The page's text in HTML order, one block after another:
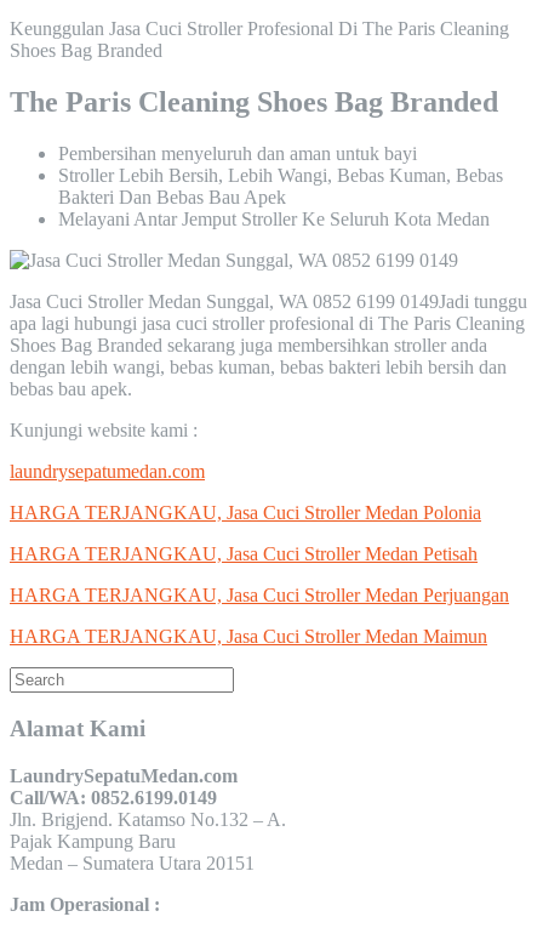
Keunggulan Jasa Cuci Stroller Profesional Di The Paris Cleaning
Shoes Bag Branded
The Paris Cleaning Shoes Bag Branded
Pembersihan menyeluruh dan aman untuk bayi
Stroller Lebih Bersih, Lebih Wangi, Bebas Kuman, Bebas
Bakteri Dan Bebas Bau Apek
Melayani Antar Jemput Stroller Ke Seluruh Kota Medan
Jasa Cuci Stroller Medan Sunggal, WA 0852 6199 0149Jadi tunggu
apa lagi hubungi jasa cuci stroller profesional di The Paris Cleaning
Shoes Bag Branded sekarang juga membersihkan stroller anda
dengan lebih wangi, bebas kuman, bebas bakteri lebih bersih dan
bebas bau apek.
Kunjungi website kami :
laundrysepatumedan.com
HARGA TERJANGKAU, Jasa Cuci Stroller Medan Polonia
HARGA TERJANGKAU, Jasa Cuci Stroller Medan Petisah
HARGA TERJANGKAU, Jasa Cuci Stroller Medan Perjuangan
HARGA TERJANGKAU, Jasa Cuci Stroller Medan Maimun
Alamat Kami
LaundrySepatuMedan.com
Call/WA: 0852.6199.0149
Jln. Brigjend. Katamso No.132 – A.
Pajak Kampung Baru
Medan – Sumatera Utara 20151
Jam Operasional :